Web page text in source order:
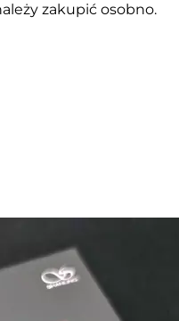
zakupić osobno.